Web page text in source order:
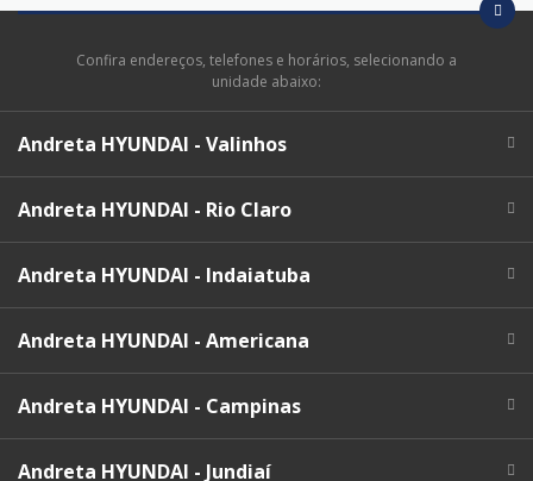
Confira endereços, telefones e horários, selecionando a
unidade abaixo:
Andreta HYUNDAI - Valinhos
Andreta HYUNDAI - Rio Claro
Andreta HYUNDAI - Indaiatuba
Andreta HYUNDAI - Americana
Andreta HYUNDAI - Campinas
Andreta HYUNDAI - Jundiaí